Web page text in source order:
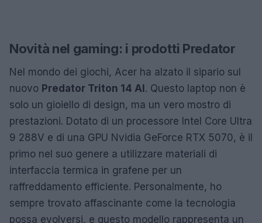
Novità nel gaming: i prodotti Predator
Nel mondo dei giochi, Acer ha alzato il sipario sul
nuovo Predator Triton 14 AI. Questo laptop non è
solo un gioiello di design, ma un vero mostro di
prestazioni. Dotato di un processore Intel Core Ultra
9 288V e di una GPU Nvidia GeForce RTX 5070, è il
primo nel suo genere a utilizzare materiali di
interfaccia termica in grafene per un
raffreddamento efficiente. Personalmente, ho
sempre trovato affascinante come la tecnologia
possa evolversi, e questo modello rappresenta un